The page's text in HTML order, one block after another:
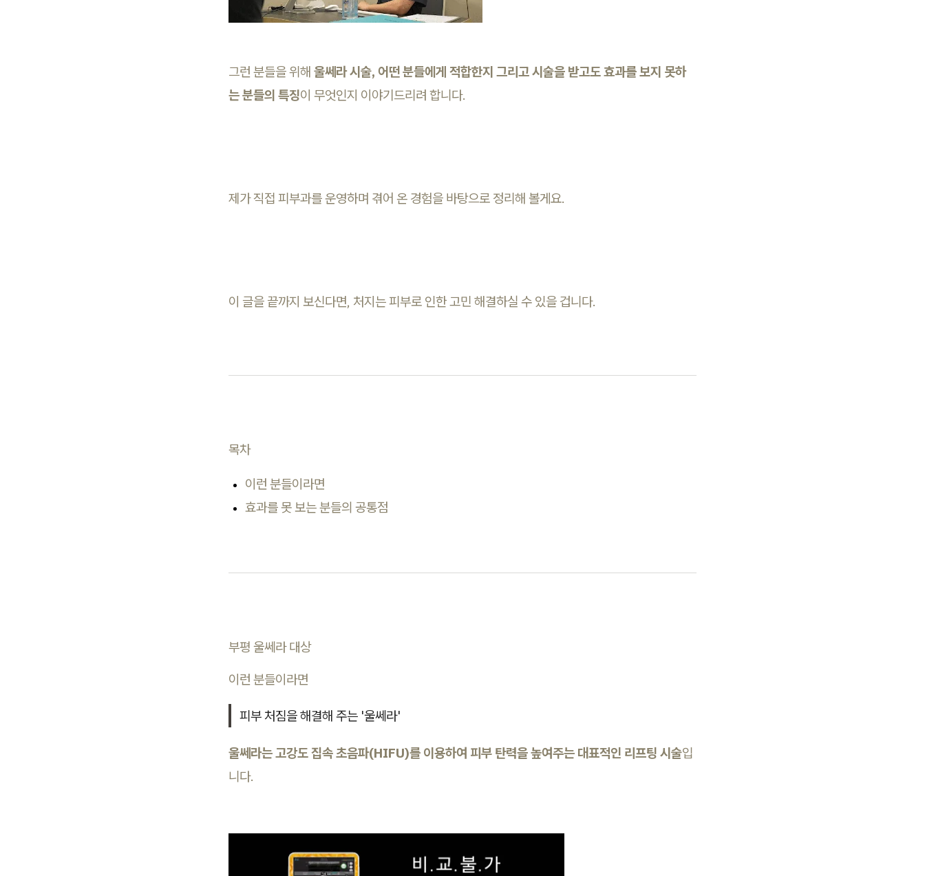
그런 분들을 위해 울쎄라 시술, 어떤 분들에게 적합한지 그리고 시술을 받고도 효과를 보지 못하
는 분들의 특징이 무엇인지 이야기드리려 합니다.
제가 직접 피부과를 운영하며 겪어 온 경험을 바탕으로 정리해 볼게요.
이 글을 끝까지 보신다면, 처지는 피부로 인한 고민 해결하실 수 있을 겁니다.
목차
이런 분들이라면
효과를 못 보는 분들의 공통점
부평 울쎄라 대상
이런 분들이라면
피부 처짐을 해결해 주는 '울쎄라'
울쎄라는 고강도 집속 초음파(HIFU)를 이용하여 피부 탄력을 높여주는 대표적인 리프팅 시술입
니다.